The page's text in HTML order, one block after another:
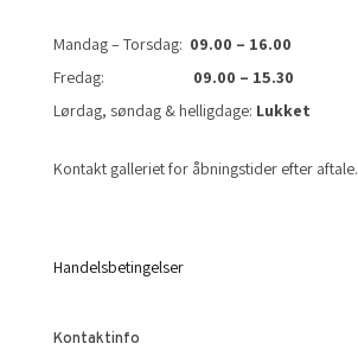
Mandag – Torsdag: 09.00 – 16.00
Fredag: 09.00 – 15.30
Lørdag, søndag & helligdage: Lukket
Kontakt galleriet for åbningstider efter aftale.
Handelsbetingelser
Kontaktinfo